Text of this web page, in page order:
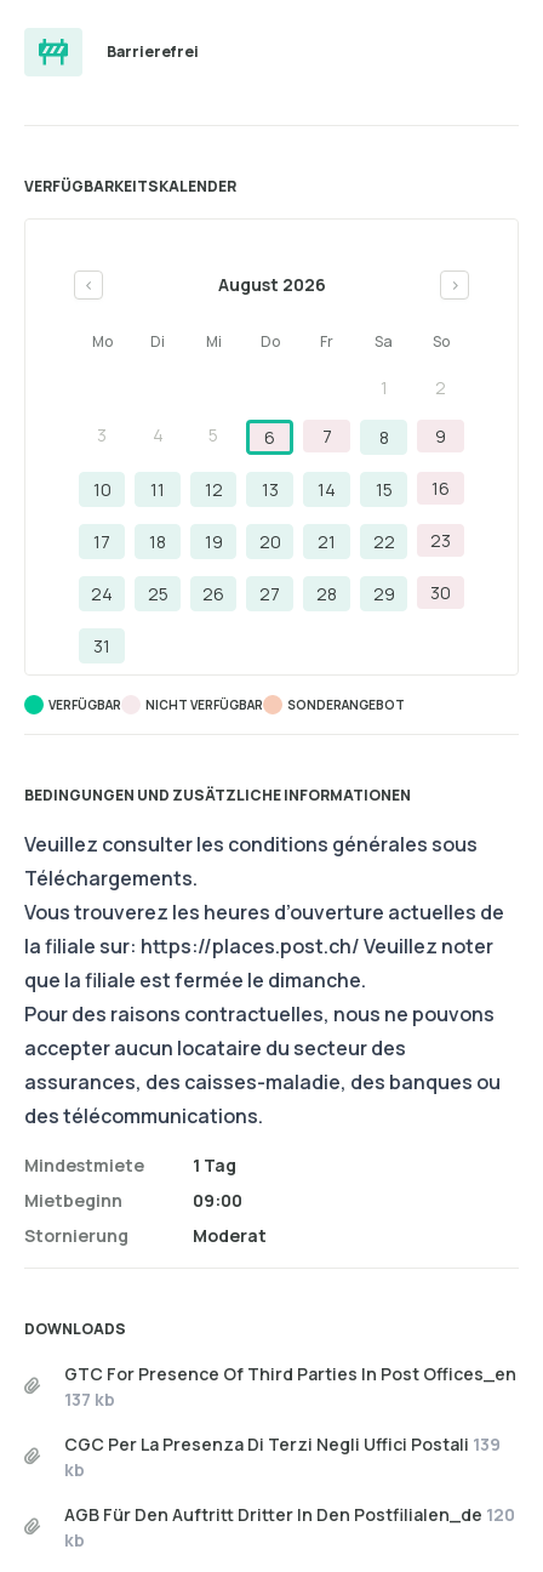
Barrierefrei
VERFÜGBARKEITSKALENDER
< August 2026 >
Mo Di Mi Do Fr Sa So
1 2
3 4 5 6 7 8 9
10 11 12 13 14 15 16
17 18 19 20 21 22 23
24 25 26 27 28 29 30
31
VERFÜGBAR NICHT VERFÜGBAR SONDERANGEBOT
BEDINGUNGEN UND ZUSÄTZLICHE INFORMATIONEN
Veuillez consulter les conditions générales sous
Téléchargements.
Vous trouverez les heures d’ouverture actuelles de
la filiale sur: https://places.post.ch/Veuillez noter
que la filiale est fermée le dimanche.
Pour des raisons contractuelles, nous ne pouvons
accepter aucun locataire du secteur des
assurances, des caisses-maladie, des banques ou
des télécommunications.
Mindestmiete
Mietbeginn
Stornierung
1 Tag
09:00
Moderat
DOWNLOADS
GTC For Presence Of Third Parties In Post Offices_en
137 kb
CGC Per La Presenza Di Terzi Negli Uffici Postali 139
kb
AGB Für Den Auftritt Dritter In Den Postfilialen_de 120
kb